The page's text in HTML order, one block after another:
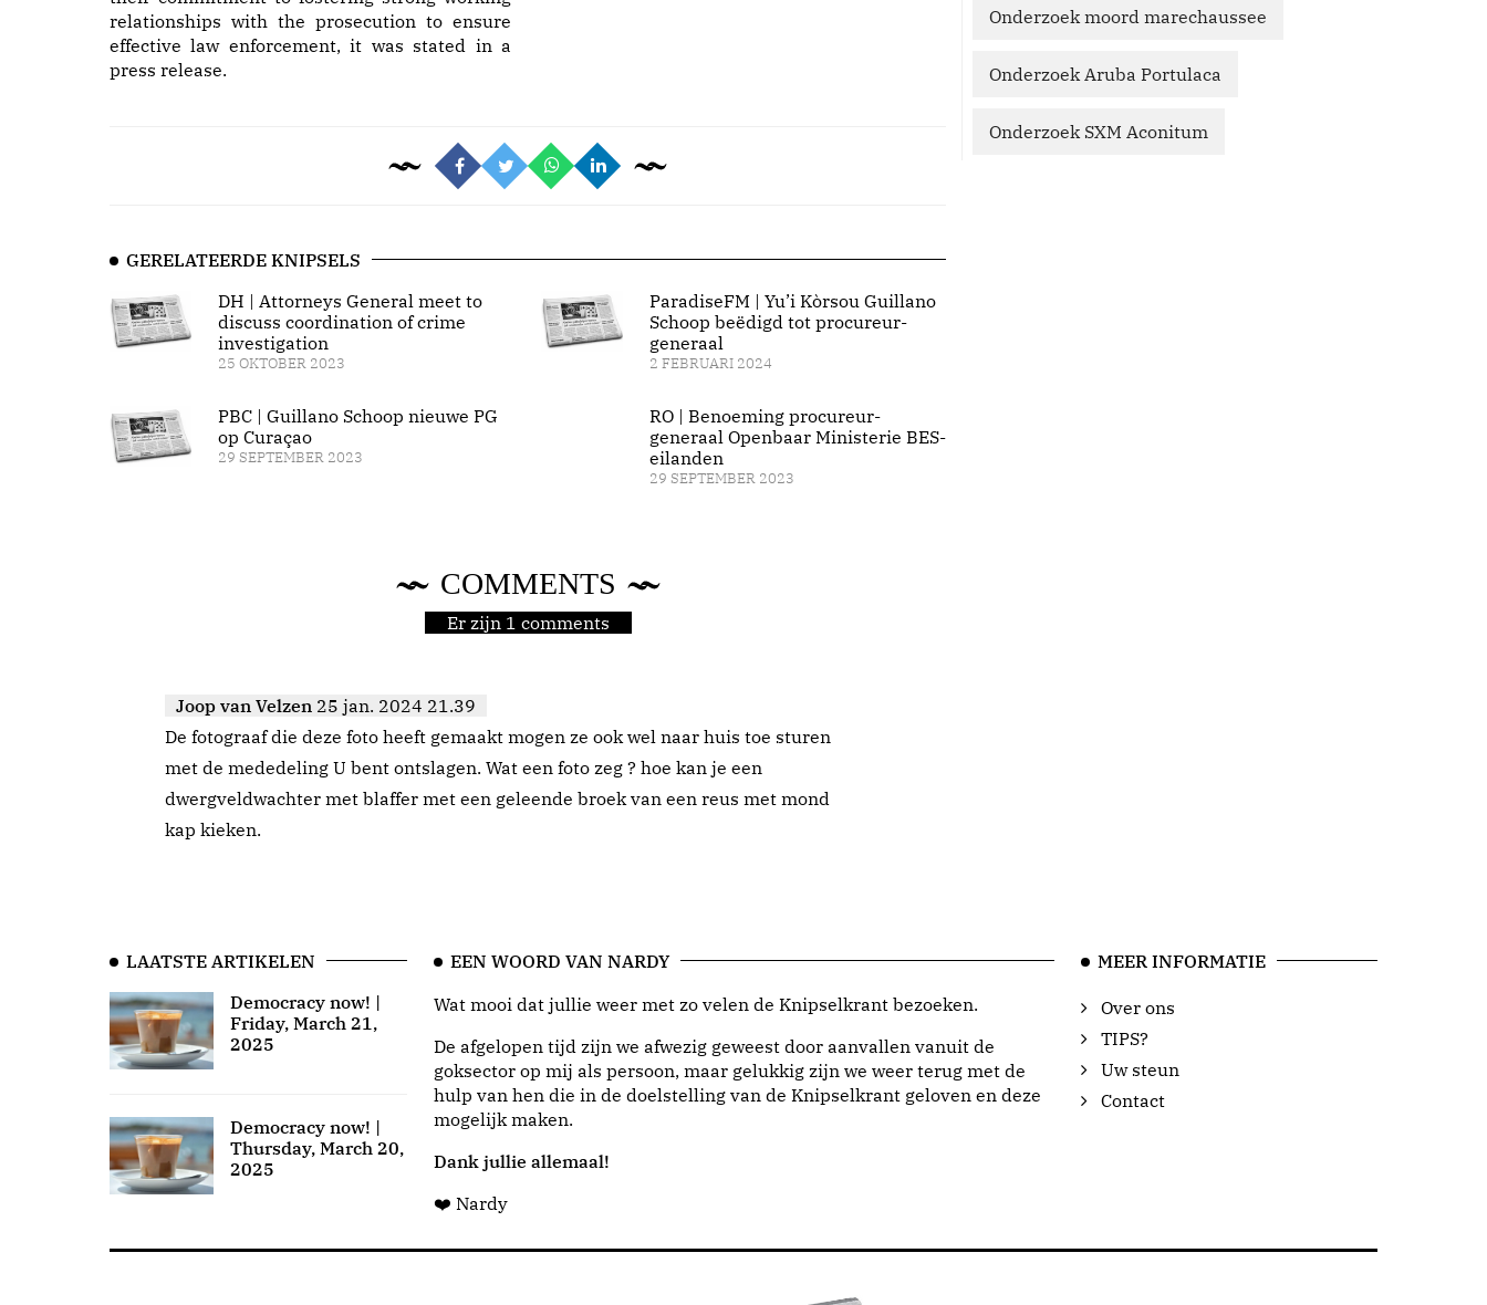
relationships with the prosecution to ensure
effective law enforcement, it was stated in a
press release.
GERELATEERDE KNIPSELS
DH | Attorneys General meet to
discuss coordination of crime
investigation
25 OKTOBER 2023
PBC | Guillano Schoop nieuwe PG
op Curaçao
29 SEPTEMBER 2023
ParadiseFM | Yu’i Kòrsou Guillano
Schoop beëdigd tot procureur-
generaal
2 FEBRUARI 2024
RO | Benoeming procureur-
generaal Openbaar Ministerie BES-
eilanden
29 SEPTEMBER 2023
COMMENTS
Er zijn 1 comments
Joop van Velzen 25 jan. 2024 21.39
De fotograaf die deze foto heeft gemaakt mogen ze ook wel naar huis toe sturen
met de mededeling U bent ontslagen. Wat een foto zeg ? hoe kan je een
dwergveldwachter met blaffer met een geleende broek van een reus met mond
kap kieken.
Onderzoek moord marechaussee
Onderzoek Aruba Portulaca
Onderzoek SXM Aconitum
LAATSTE ARTIKELEN
Democracy now! |
Friday, March 21,
2025
Democracy now! |
Thursday, March 20,
2025
EEN WOORD VAN NARDY
Wat mooi dat jullie weer met zo velen de Knipselkrant bezoeken.
De afgelopen tijd zijn we afwezig geweest door aanvallen vanuit de
goksector op mij als persoon, maar gelukkig zijn we weer terug met de
hulp van hen die in de doelstelling van de Knipselkrant geloven en deze
mogelijk maken.
Dank jullie allemaal!
❤️ Nardy
MEER INFORMATIE
Over ons
TIPS?
Uw steun
Contact